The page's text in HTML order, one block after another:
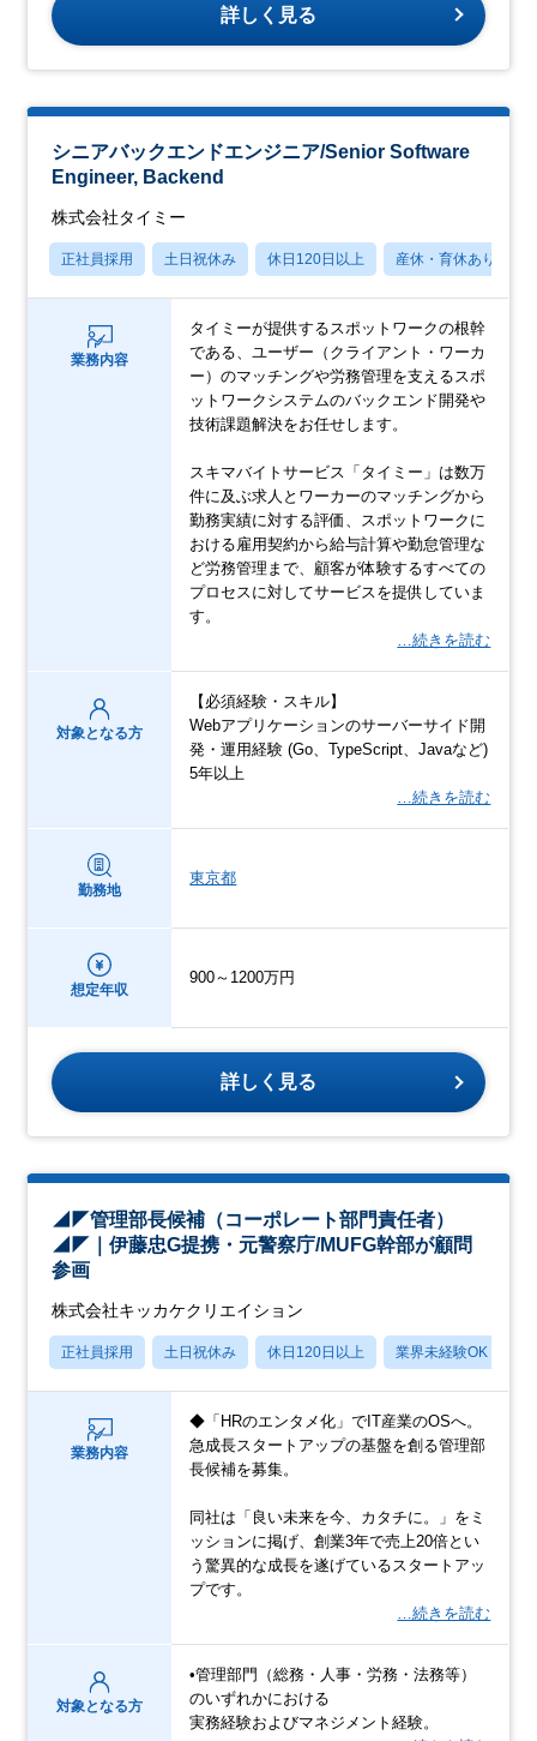
詳しく見る
シニアバックエンドエンジニア/Senior Software
Engineer, Backend
株式会社タイミー
正社員採用 土日祝休み 休日120日以上 産休・育休あり
業務内容
タイミーが提供するスポットワークの根幹
である、ユーザー（クライアント・ワーカ
ー）のマッチングや労務管理を支えるスポ
ットワークシステムのバックエンド開発や
技術課題解決をお任せします。
スキマバイトサービス「タイミー」は数万
件に及ぶ求人とワーカーのマッチングから
勤務実績に対する評価、スポットワークに
おける雇用契約から給与計算や勤怠管理な
ど労務管理まで、顧客が体験するすべての
プロセスに対してサービスを提供していま
す。
…続きを読む
対象となる方
【必須経験・スキル】
Webアプリケーションのサーバーサイド開
発・運用経験 (Go、TypeScript、Javaなど)
5年以上
…続きを読む
勤務地
東京都
想定年収
900～1200万円
詳しく見る
◢◤管理部長候補（コーポレート部門責任者）
◢◤｜伊藤忠G提携・元警察庁/MUFG幹部が顧問
参画
株式会社キッカケクリエイション
正社員採用 土日祝休み 休日120日以上 業界未経験OK
業務内容
◆「HRのエンタメ化」でIT産業のOSへ。
急成長スタートアップの基盤を創る管理部
長候補を募集。
同社は「良い未来を今、カタチに。」をミ
ッションに掲げ、創業3年で売上20倍とい
う驚異的な成長を遂げているスタートアッ
プです。
…続きを読む
対象となる方
•管理部門（総務・人事・労務・法務等）
のいずれかにおける
実務経験およびマネジメント経験。